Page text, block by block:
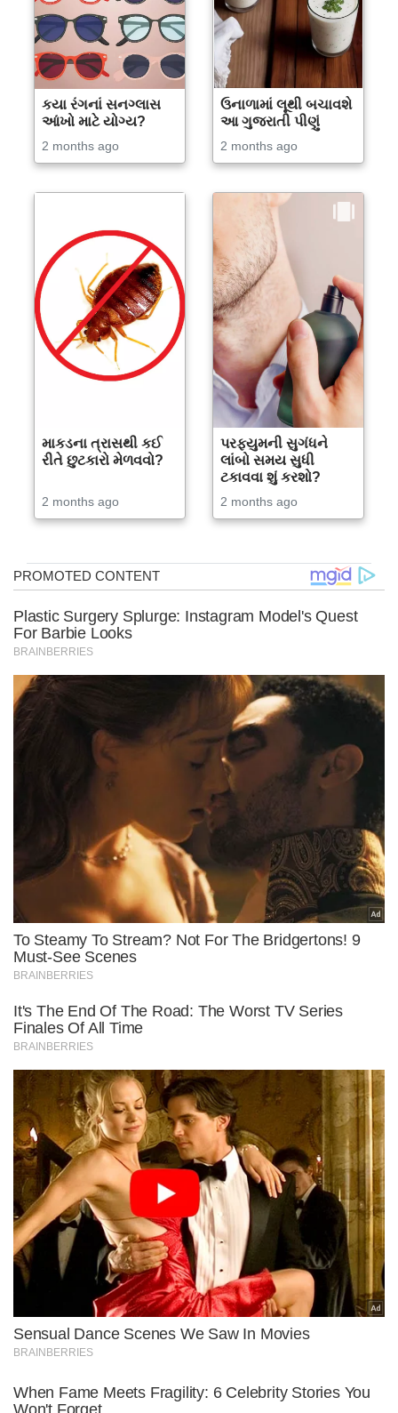
કયા રંગનાં સનગ્લાસ
આંખો માટે યોગ્ય?
2 months ago
ઉનાળામાં લૂથી બચાવશે
આ ગુજરાતી પીણું
2 months ago
માકડના ત્રાસથી કઈ
રીતે છુટકારો મેળવવો?
2 months ago
પરફ્યુમની સુગંધને
લાંબો સમય સુધી
ટકાવવા શું કરશો?
2 months ago